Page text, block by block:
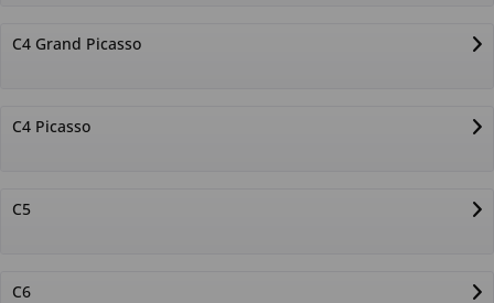
C4 Grand Picasso
C4 Picasso
C5
C6